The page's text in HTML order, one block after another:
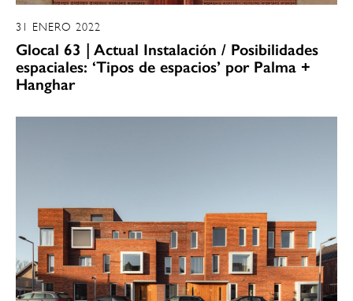
31 ENERO 2022
Glocal 63 | Actual Instalación / Posibilidades
espaciales: ‘Tipos de espacios’ por Palma +
Hanghar